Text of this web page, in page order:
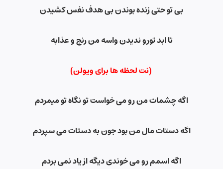
بی تو حتی زنده بوندن بی هدف نفس کشیدن
تا ابد تورو ندیدن واسه من رنج و عذابه
(نت لحظه ها برای ویولن)
اگه چشمات من رو می خواست تو نگاه تو میمردم
اگه دستات مال من بود جون به دستات می سپردم
اگه اسمم رو می خوندی دیگه از یاد نمی بردم